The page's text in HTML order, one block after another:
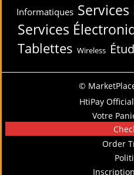
Informatiques
Services
Tablettes Wireless
©
HtiPay
Votre
Order